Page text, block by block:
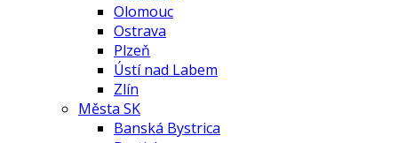
Olomouc
Ostrava
Plzeň
Ústí nad Labem
Zlín
Města SK
Banská Bystrica